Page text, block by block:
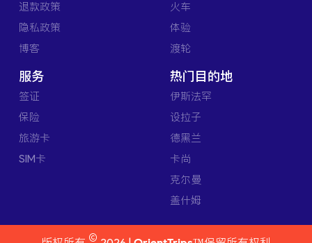
退款政策
隐私政策
博客
火车
体验
渡轮
服务
签证
保险
旅游卡
SIM卡
热门目的地
伊斯法罕
设拉子
德黑兰
卡尚
克尔曼
盖什姆